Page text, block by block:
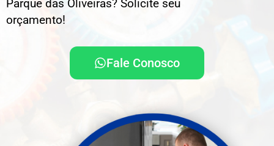
Parque das Oliveiras? Solicite seu
orçamento!
Fale Conosco